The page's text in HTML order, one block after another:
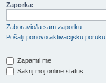
Zaporka:
Zaboravio/la sam zaporku
Pošalji ponovo aktivacijsku poruku
Zapamti me
Sakrij moj online status